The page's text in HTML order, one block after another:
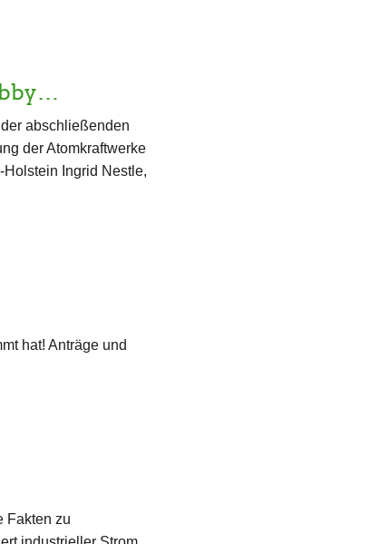
abschließenden
der Atomkraftwerke
Ingrid Nestle,
hat! Anträge und
Fakten zu